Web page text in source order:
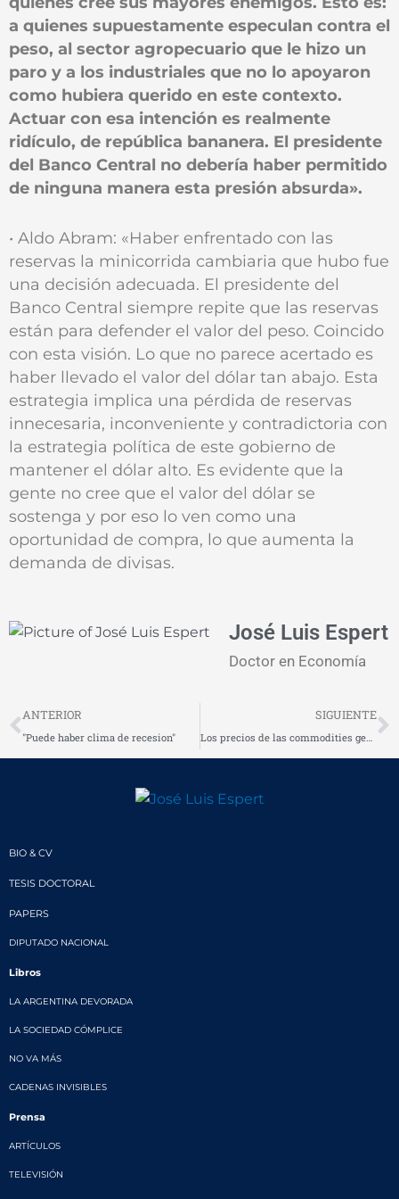
a quienes supuestamente especulan contra el
peso, al sector agropecuario que le hizo un
paro y a los industriales que no lo apoyaron
como hubiera querido en este contexto.
Actuar con esa intención es realmente
ridículo, de república bananera. El presidente
del Banco Central no debería haber permitido
de ninguna manera esta presión absurda».
• Aldo Abram: «Haber enfrentado con las
reservas la minicorrida cambiaria que hubo fue
una decisión adecuada. El presidente del
Banco Central siempre repite que las reservas
están para defender el valor del peso. Coincido
con esta visión. Lo que no parece acertado es
haber llevado el valor del dólar tan abajo. Esta
estrategia implica una pérdida de reservas
innecesaria, inconveniente y contradictoria con
la estrategia política de este gobierno de
mantener el dólar alto. Es evidente que la
gente no cree que el valor del dólar se
sostenga y por eso lo ven como una
oportunidad de compra, lo que aumenta la
demanda de divisas.
José Luis Espert
Doctor en Economía
Prev
ANTERIOR
"Puede haber clima de recesion"
SIGUIENTE
Los precios de las commodities generan procupación
BIO & CV
TESIS DOCTORAL
PAPERS
DIPUTADO NACIONAL
Libros
LA ARGENTINA DEVORADA
LA SOCIEDAD CÓMPLICE
NO VA MÁS
CADENAS INVISIBLES
Prensa
ARTÍCULOS
TELEVISIÓN